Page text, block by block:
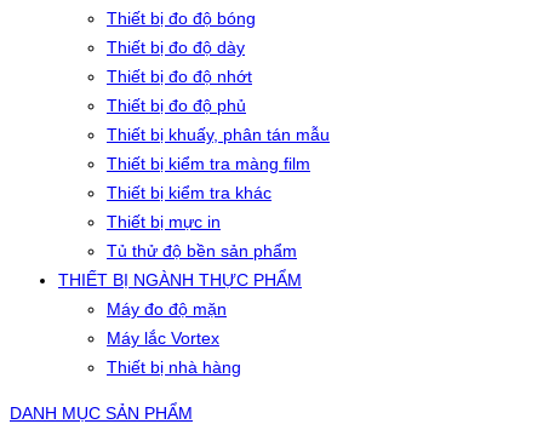
Thiết bị đo độ bóng
Thiết bị đo độ dày
Thiết bị đo độ nhớt
Thiết bị đo độ phủ
Thiết bị khuấy, phân tán mẫu
Thiết bị kiểm tra màng film
Thiết bị kiểm tra khác
Thiết bị mực in
Tủ thử độ bền sản phẩm
THIẾT BỊ NGÀNH THỰC PHẨM
Máy đo độ mặn
Máy lắc Vortex
Thiết bị nhà hàng
DANH MỤC SẢN PHẨM